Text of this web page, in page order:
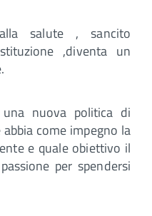
salute , sancito
,diventa un
nuova politica di
come impegno la
e quale obiettivo il
per spendersi